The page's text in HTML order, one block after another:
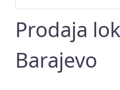
Prodaja
Barajevo